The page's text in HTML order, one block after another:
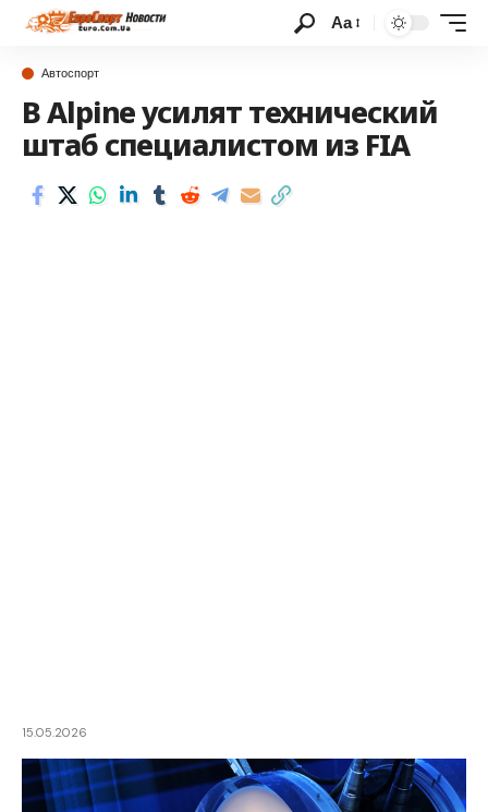
Аа
Автоспорт
В Alpine усилят технический
штаб специалистом из FIA
15.05.2026